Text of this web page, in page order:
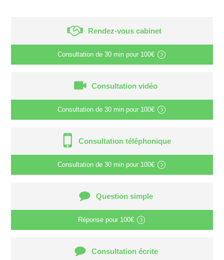
Rendez-vous cabinet
Consultation de 30 min pour 100€
Consultation vidéo
Consultation de 30 min pour 100€
Consultation téléphonique
Consultation de 30 min pour 100€
Question simple
Réponse pour 100€
Consultation écrite